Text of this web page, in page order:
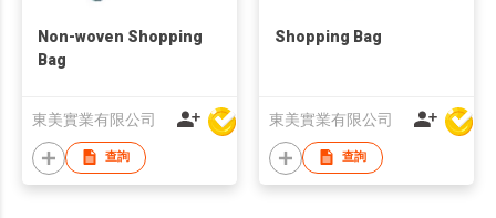
Non-woven Shopping
Bag
東美實業有限公司
查詢
Shopping Bag
東美實業有限公司
查詢